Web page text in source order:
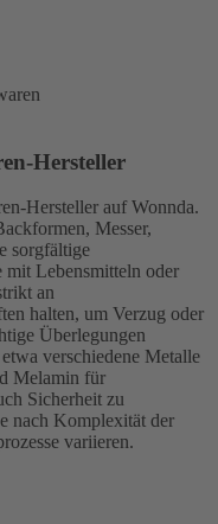
Hersteller
Hersteller auf Wonnda.
Messer,
sorgfältige
mit Lebensmitteln oder
an
halten, um Verzug oder
Überlegungen
verschiedene Metalle
Melamin für
Sicherheit zu
nach Komplexität der
variieren.